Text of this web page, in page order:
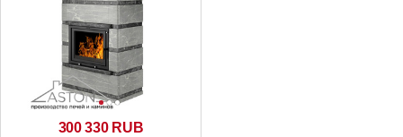
300 330 RUB